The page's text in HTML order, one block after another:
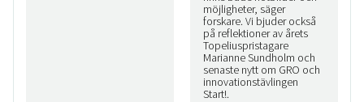
möjligheter, säger
forskare. Vi bjuder också
på reflektioner av årets
Topeliuspristagare
Marianne Sundholm och
senaste nytt om GRO och
innovationstävlingen
Start!.